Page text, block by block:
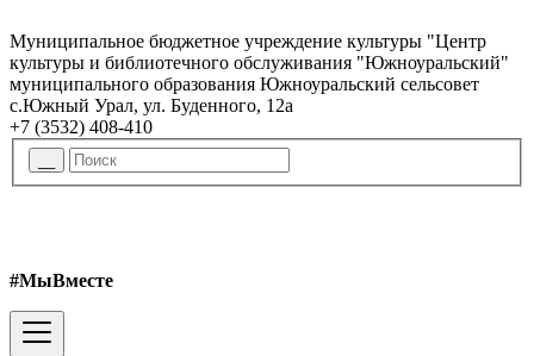
Муниципальное бюджетное учреждение культуры "Центр
культуры и библиотечного обслуживания "Южноуральский"
муниципального образования Южноуральский сельсовет
с.Южный Урал, ул. Буденного, 12а
+7 (3532) 408-410
#МыВместе